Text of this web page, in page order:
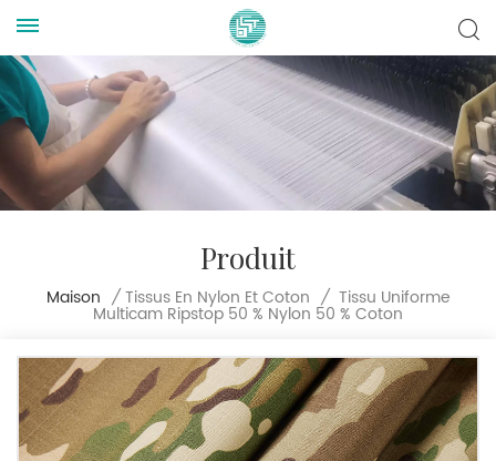
Produit
Maison / Tissus En Nylon Et Coton / Tissu Uniforme
Multicam Ripstop 50 % Nylon 50 % Coton